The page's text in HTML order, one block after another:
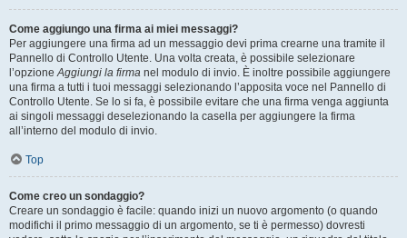
Come aggiungo una firma ai miei messaggi?
Per aggiungere una firma ad un messaggio devi prima crearne una tramite il
Pannello di Controllo Utente. Una volta creata, è possibile selezionare
l’opzioneAggiungi la firma nel modulo di invio. È inoltre possibile aggiungere
una firma a tutti i tuoi messaggi selezionando l’apposita voce nel Pannello di
Controllo Utente. Se lo si fa, è possibile evitare che una firma venga aggiunta
ai singoli messaggi deselezionando la casella per aggiungere la firma
all’interno del modulo di invio.
Top
Come creo un sondaggio?
Creare un sondaggio è facile: quando inizi un nuovo argomento (o quando
modifichi il primo messaggio di un argomento, se ti è permesso) dovresti